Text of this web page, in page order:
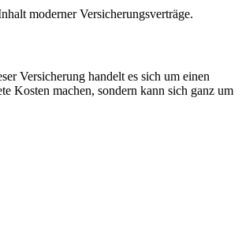
moderner Versicherungsverträge.
Versicherung handelt es sich um einen
Kosten machen, sondern kann sich ganz um